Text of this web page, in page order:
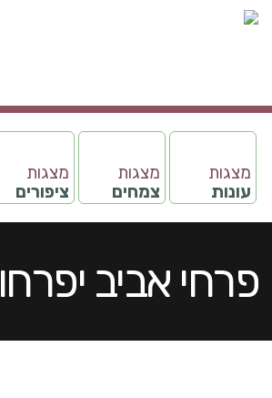
מצגות
עונות
מצגות
צמחים
מצגות
ציפורים
פרחי אביב יפרחו